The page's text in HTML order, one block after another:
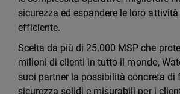
sicurezza ed espandere le loro
efficiente.
Scelta da più di 25.000 MSP che
milioni di clienti in tutto il mondo,
suoi partner la possibilità concreta di
sicurezza solidi e misurabili per i